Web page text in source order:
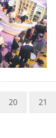
20 21